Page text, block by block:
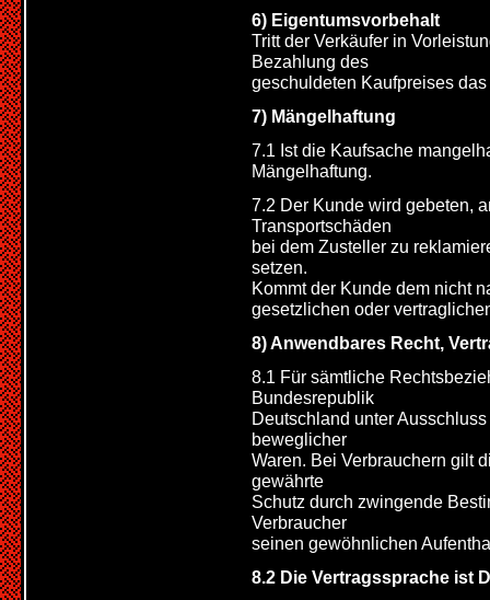
6) Eigentumsvorbehalt
Tritt der Verkäufer in
Bezahlung des
geschuldeten Kaufpreises
7) Mängelhaftung
7.1 Ist die Kaufsache
Mängelhaftung.
7.2 Der Kunde wird gebeten,
Transportschäden
bei dem Zusteller zu
setzen.
Kommt der Kunde dem nicht
gesetzlichen oder
8) Anwendbares Recht,
8.1 Für sämtliche
Bundesrepublik
Deutschland unter
beweglicher
Waren. Bei Verbrauchern gilt
gewährte
Schutz durch zwingende
Verbraucher
seinen gewöhnlichen
8.2 Die Vertragssprache ist